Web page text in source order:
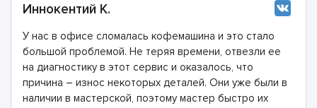
Иннокентий К.
У нас в офисе сломалась кофемашина и это стало
большой проблемой. Не теряя времени, отвезли ее
на диагностику в этот сервис и оказалось, что
причина – износ некоторых деталей. Они уже были в
наличии в мастерской, поэтому мастер быстро их